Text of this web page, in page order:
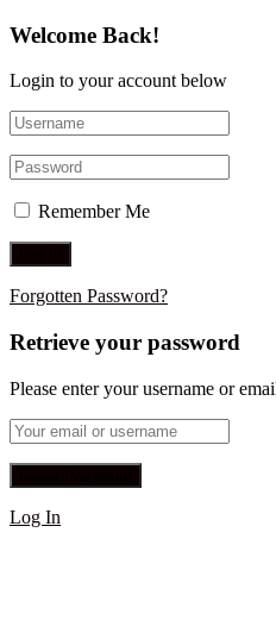
Welcome Back!
Login to your account below
Remember Me
Forgotten Password?
Retrieve your password
Please enter your username or
Log In